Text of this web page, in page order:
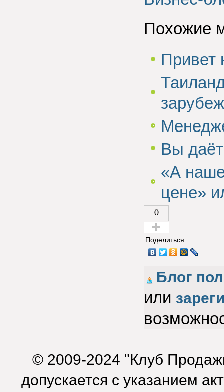
Похожие
Привет
Вы
«А
цене»
0
Голос за!
Поделиться:
Блог
или
© 2009-2024 "Клуб
допускается с указанием